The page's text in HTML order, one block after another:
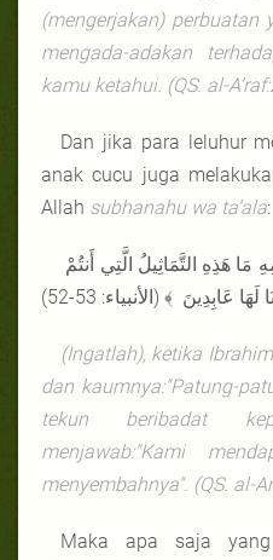
(mengerjakan) perbuatan
mengada-adakan
kamu ketahui. (QS. al-
Dan jika para leluhur
anak cucu juga
Allah subhanahu wa ta’ala:
عَابِدِينَ ﴾ (الأنبياء: 53-52)
(Ingatlah), ketika
dan kaumnya:"Patung-
tekun beribadat
menjawab:"Kami
menyembahnya". (QS. al-
Maka apa saja